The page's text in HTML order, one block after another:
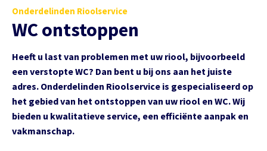
Onderdelinden Rioolservice
WC ontstoppen
Heeft u last van problemen met uw riool, bijvoorbeeld
een verstopte WC? Dan bent u bij ons aan het juiste
adres. Onderdelinden Rioolservice is gespecialiseerd op
het gebied van het ontstoppen van uw riool en WC. Wij
bieden u kwalitatieve service, een efficiënte aanpak en
vakmanschap.